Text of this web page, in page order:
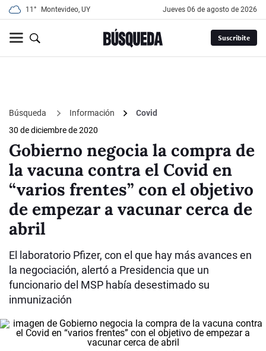
11° Montevideo, UY jueves 06 de agosto de 2026
Suscribite
Búsqueda Información
Covid
30 de diciembre de 2020
Gobierno negocia la compra de
la vacuna contra el Covid en
“varios frentes” con el objetivo
de empezar a vacunar cerca de
abril
El laboratorio Pfizer, con el que hay más avances en
la negociación, alertó a Presidencia que un
funcionario del MSP había desestimado su
inmunización